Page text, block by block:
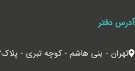
آدرس دفتر
تهران - بنی هاشم - کوچه تبری - پلاک‌۲